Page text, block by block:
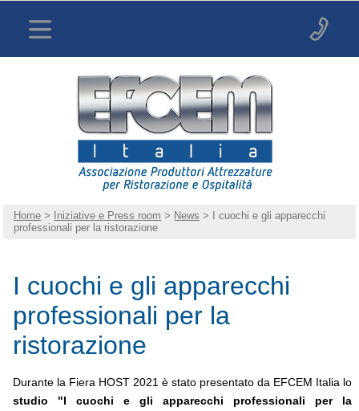
Home > Iniziative e Press room > News > I cuochi e gli apparecchi
professionali per la ristorazione
I cuochi e gli apparecchi
professionali per la
ristorazione
Durante la Fiera HOST 2021 è stato presentato da EFCEM Italia lo
studio "I cuochi e gli apparecchi professionali per la